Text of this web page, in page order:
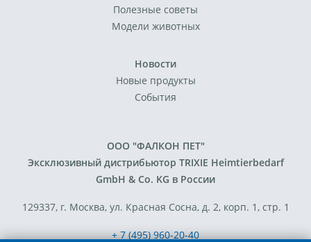
Полезные советы
Модели животных
Новости
Новые продукты
События
ООО "ФАЛКОН ПЕТ"
Эксклюзивный дистрибьютор TRIXIE Heimtierbedarf
GmbH & Co. KG в России
129337, г. Москва, ул. Красная Сосна, д. 2, корп. 1, стр. 1
+ 7 (495) 960-20-40